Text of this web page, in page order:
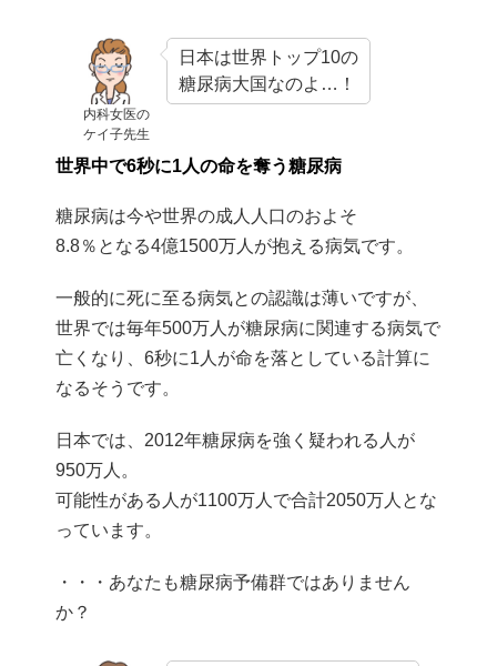
内科女医の
ケイ子先生
日本は世界トップ10の
糖尿病大国なのよ…！
世界中で6秒に1人の命を奪う糖尿病
糖尿病は今や世界の成人人口のおよそ
8.8％となる4億1500万人が抱える病気です。
一般的に死に至る病気との認識は薄いですが、
世界では毎年500万人が糖尿病に関連する病気で
亡くなり、6秒に1人が命を落としている計算に
なるそうです。
日本では、2012年糖尿病を強く疑われる人が
950万人。
可能性がある人が1100万人で合計2050万人とな
っています。
・・・あなたも糖尿病予備群ではありません
か？